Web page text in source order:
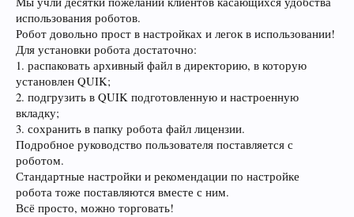
использования роботов.
Робот довольно прост в настройках и легок в использовании!
Для установки робота достаточно:
1. распаковать архивный файл в директорию, в которую
установлен QUIK;
2. подгрузить в QUIK подготовленную и настроенную
вкладку;
3. сохранить в папку робота файл лицензии.
Подробное руководство пользователя поставляется с
роботом.
Стандартные настройки и рекомендации по настройке
робота тоже поставляются вместе с ним.
Всё просто, можно торговать!